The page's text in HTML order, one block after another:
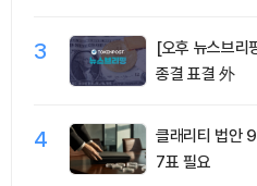
3
[오후 뉴스브리
종결 표결 外
4
클래리티 법안
7표 필요